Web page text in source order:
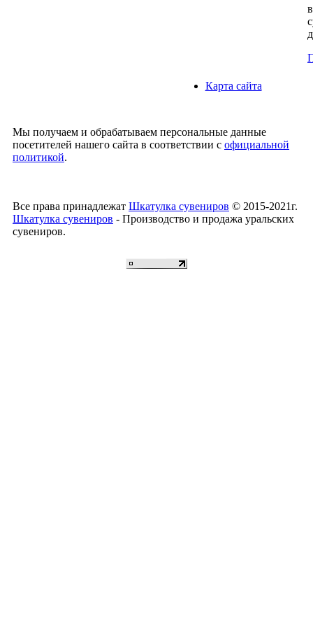
Карта сайта
Мы получаем и обрабатываем персональные данные
посетителей нашего сайта в соответствии с официальной
политикой.
Все права принадлежат Шкатулка сувениров © 2015-2021г.
Шкатулка сувениров - Производство и продажа уральских
сувениров.